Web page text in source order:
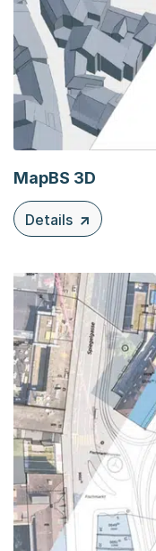
MapBS 3D
Details
zu diesem Inhalt: